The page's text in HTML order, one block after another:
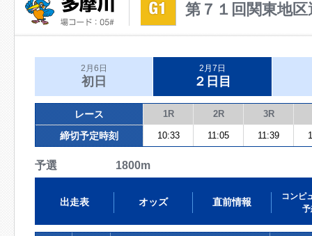
第７１回関東地区
2月6日
初日
2月7日
２日目
レース 1R 2R 3R
締切予定時刻 10:33 11:05 11:39
予選 1800m
出走表 オッズ 直前情報
コンピ
予